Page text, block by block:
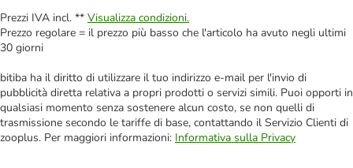
Prezzi IVA incl. ** Visualizza condizioni.
Prezzo regolare = il prezzo più basso che l'articolo ha avuto negli ultimi
30 giorni
bitiba ha il diritto di utilizzare il tuo indirizzo e-mail per l'invio di
pubblicità diretta relativa a propri prodotti o servizi simili. Puoi opporti in
qualsiasi momento senza sostenere alcun costo, se non quelli di
trasmissione secondo le tariffe di base, contattando il Servizio Clienti di
zooplus. Per maggiori informazioni: Informativa sulla Privacy